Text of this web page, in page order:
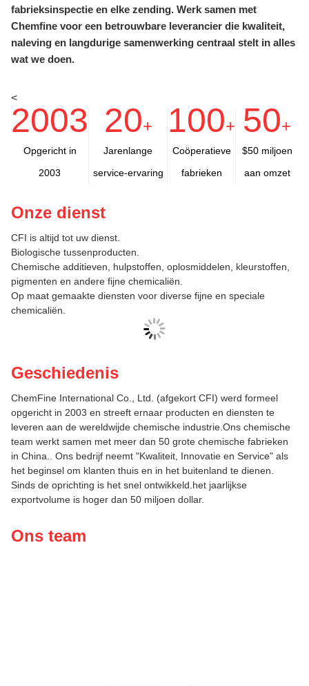
fabrieksinspectie en elke zending. Werk samen met
Chemfine voor een betrouwbare leverancier die kwaliteit,
naleving en langdurige samenwerking centraal stelt in alles
wat we doen.
<
2003
Opgericht in
2003
20+
Jarenlange
service-ervaring
100+
Coöperatieve
fabrieken
50+
$50 miljoen
aan omzet
Onze dienst
CFI is altijd tot uw dienst.
Biologische tussenproducten.
Chemische additieven, hulpstoffen, oplosmiddelen, kleurstoffen,
pigmenten en andere fijne chemicaliën.
Op maat gemaakte diensten voor diverse fijne en speciale
chemicaliën.
Geschiedenis
ChemFine International Co., Ltd. (afgekort CFI) werd formeel
opgericht in 2003 en streeft ernaar producten en diensten te
leveren aan de wereldwijde chemische industrie.Ons chemische
team werkt samen met meer dan 50 grote chemische fabrieken
in China.. Ons bedrijf neemt "Kwaliteit, Innovatie en Service" als
het beginsel om klanten thuis en in het buitenland te dienen.
Sinds de oprichting is het snel ontwikkeld.het jaarlijkse
exportvolume is hoger dan 50 miljoen dollar.
Ons team